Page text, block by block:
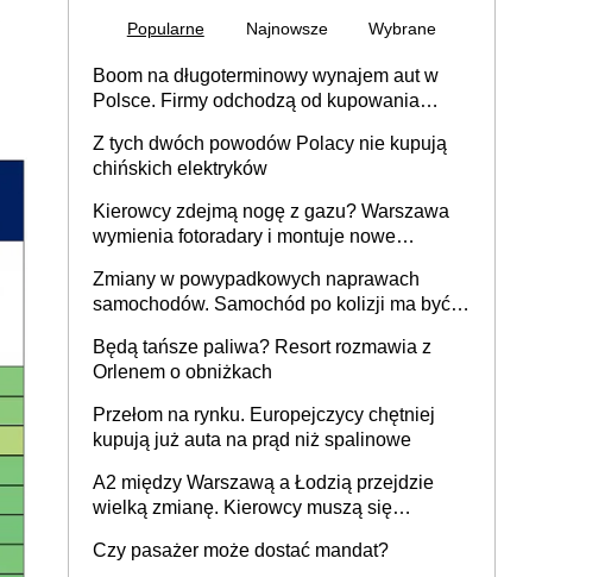
Popularne Najnowsze Wybrane
Boom na długoterminowy wynajem aut w
Polsce. Firmy odchodzą od kupowania
Z tych dwóch powodów Polacy nie kupują
chińskich elektryków
Kierowcy zdejmą nogę z gazu? Warszawa
wymienia fotoradary i montuje nowe
Zmiany w powypadkowych naprawach
samochodów. Samochód po kolizji ma być
technologią producenta
Będą tańsze paliwa? Resort rozmawia z
Orlenem o obniżkach
Przełom na rynku. Europejczycy chętniej
kupują już auta na prąd niż spalinowe
A2 między Warszawą a Łodzią przejdzie
wielką zmianę. Kierowcy muszą się
Czy pasażer może dostać mandat?